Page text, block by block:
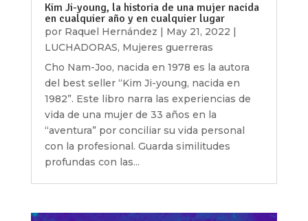
Kim Ji-young, la historia de una mujer nacida
en cualquier año y en cualquier lugar
por Raquel Hernández May 21, 2022
LUCHADORAS, Mujeres guerreras
Cho Nam-Joo, nacida en 1978 es la autora
del best seller “Kim Ji-young, nacida en
1982”. Este libro narra las experiencias de
vida de una mujer de 33 años en la
“aventura” por conciliar su vida personal
con la profesional. Guarda similitudes
profundas con las...